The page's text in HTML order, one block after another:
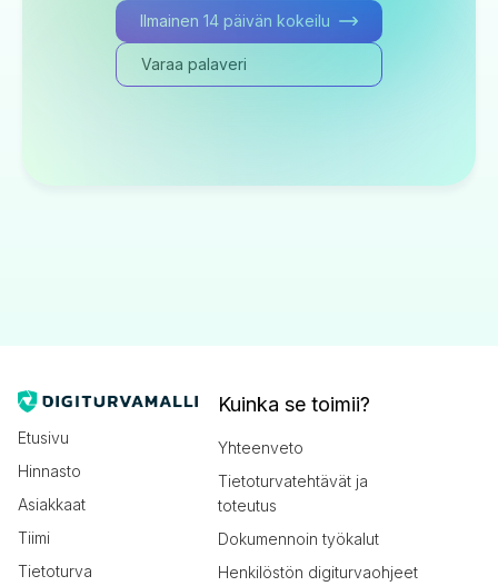
Ilmainen 14 päivän kokeilu
Varaa palaveri
Etusivu
Hinnasto
Asiakkaat
Tiimi
Tietoturva
Kuinka se toimii?
Yhteenveto
Tietoturvatehtävät ja
toteutus
Dokumennoin työkalut
Henkilöstön digiturvaohjeet